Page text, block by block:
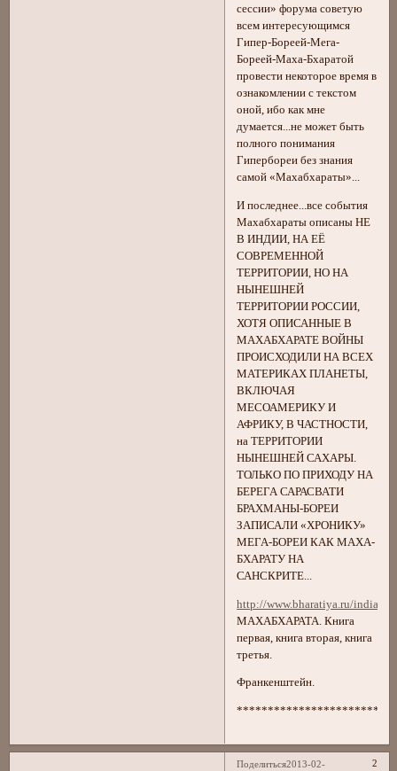
сессии» форума советую
всем интересующимся
Гипер-Бореей-Мега-
Бореей-Маха-Бхаратой
провести некоторое время в
ознакомлении с текстом
оной, ибо как мне
думается...не может быть
полного понимания
Гипербореи без знания
самой «Махабхараты»...
И последнее...все события
Махабхараты описаны НЕ
В ИНДИИ, НА ЕЁ
СОВРЕМЕННОЙ
ТЕРРИТОРИИ, НО НА
НЫНЕШНЕЙ
ТЕРРИТОРИИ РОССИИ,
ХОТЯ ОПИСАННЫЕ В
МАХАБХАРАТЕ ВОЙНЫ
ПРОИСХОДИЛИ НА ВСЕХ
МАТЕРИКАХ ПЛАНЕТЫ,
ВКЛЮЧАЯ
МЕСОАМЕРИКУ И
АФРИКУ, В ЧАСТНОСТИ,
на ТЕРРИТОРИИ
НЫНЕШНЕЙ САХАРЫ.
ТОЛЬКО ПО ПРИХОДУ НА
БЕРЕГА САРАСВАТИ
БРАХМАНЫ-БОРЕИ
ЗАПИСАЛИ «ХРОНИКУ»
МЕГА-БОРЕИ КАК МАХА-
БХАРАТУ НА
САНСКРИТЕ...
http://www.bharatiya.ru/india/
МАХАБХАРАТА. Книга
первая, книга вторая, книга
третья.
Франкенштейн.
Поделиться 2
2013-02-